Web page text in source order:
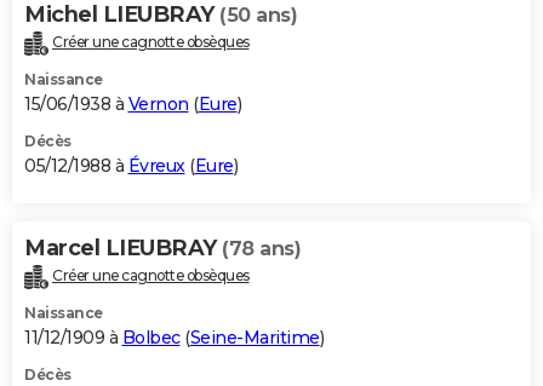
Michel LIEUBRAY (50 ans)
Créer une cagnotte obsèques
Naissance
15/06/1938 à Vernon (Eure)
Décès
05/12/1988 à Évreux(Eure)
Marcel LIEUBRAY (78 ans)
Créer une cagnotte obsèques
Naissance
11/12/1909 à Bolbec(Seine-Maritime)
Décès